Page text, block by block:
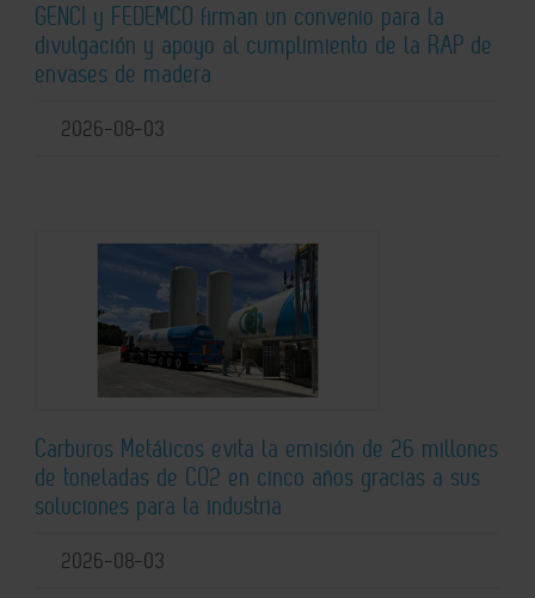
GENCI y FEDEMCO firman un convenio para la
divulgación y apoyo al cumplimiento de la RAP de
envases de madera
2026-08-03
Carburos Metálicos evita la emisión de 26 millones
de toneladas de CO2 en cinco años gracias a sus
soluciones para la industria
2026-08-03